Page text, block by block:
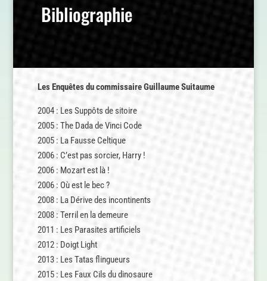
Bibliographie
Les Enquêtes du commissaire Guillaume Suitaume
2004 : Les Suppôts de sitoire
2005 : The Dada de Vinci Code
2005 : La Fausse Celtique
2006 : C’est pas sorcier, Harry !
2006 : Mozart est là !
2006 : Où est le bec ?
2008 : La Dérive des incontinents
2008 : Terril en la demeure
2011 : Les Parasites artificiels
2012 : Doigt Light
2013 : Les Tatas flingueurs
2015 : Les Faux Cils du dinosaure